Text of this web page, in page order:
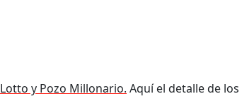
Lotto y Pozo Millonario. Aquí el detalle de los